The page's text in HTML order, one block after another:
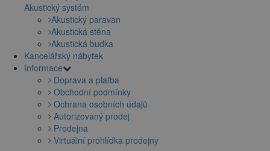
Akustický systém
Akustický paravan
Akustická stěna
Akustická budka
Kancelářský nábytek
Informace
Doprava a platba
Obchodní podmínky
Ochrana osobních údajů
Autorizovaný prodej
Prodejna
Virtuální prohlídka prodejny